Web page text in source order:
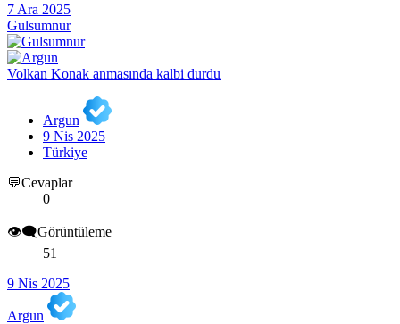
7 Ara 2025
Gulsumnur
Volkan Konak anmasında kalbi durdu
Argun
9 Nis 2025
Türkiye
💬Cevaplar
0
👁️‍🗨️Görüntüleme
51
9 Nis 2025
Argun